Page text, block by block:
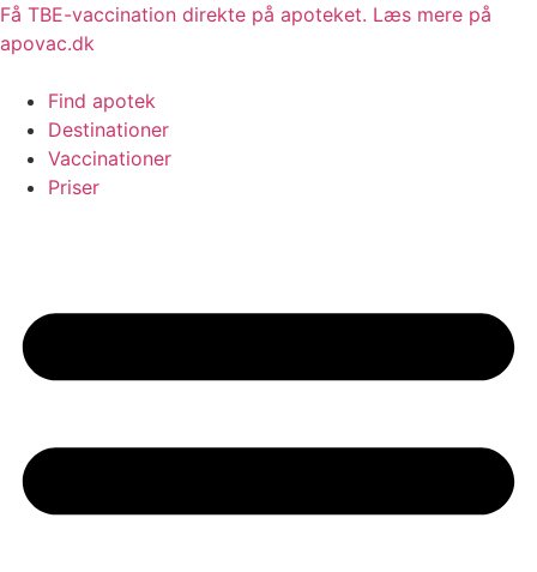
Videre
til
Få TBE-vaccination direkte på apoteket. Læs mere på
apovac.dk
Find apotek
Destinationer
Vaccinationer
Priser